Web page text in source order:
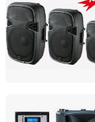
Zhejiang,
Ningbo ASM